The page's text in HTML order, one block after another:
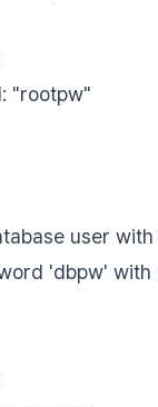
"rootpw"
user with
'dbpw' with